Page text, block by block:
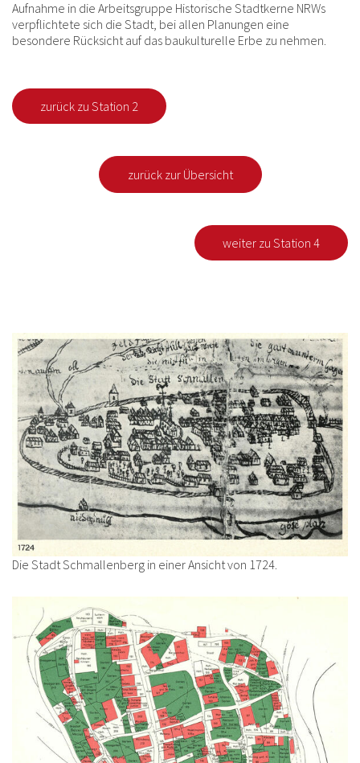
Aufnahme in die Arbeitsgruppe Historische Stadtkerne NRWs
verpflichtete sich die Stadt, bei allen Planungen eine
besondere Rücksicht auf das baukulturelle Erbe zu nehmen.
zurück zu Station 2
zurück zur Übersicht
weiter zu Station 4
Die Stadt Schmallenberg in einer Ansicht von 1724.